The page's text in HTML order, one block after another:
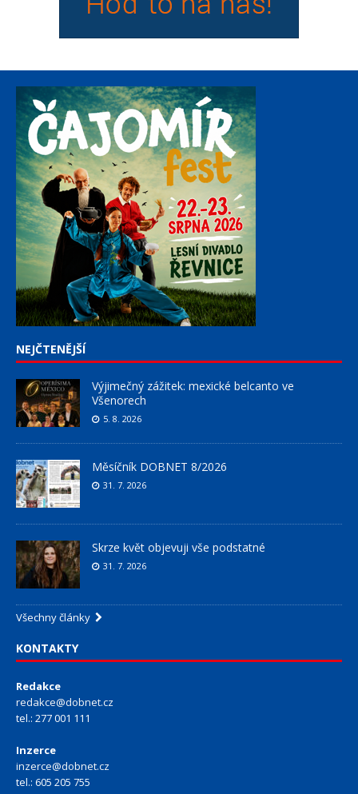
NEJČTENĚJŠÍ
Výjimečný zážitek: mexické belcanto ve
Všenorech
5. 8. 2026
Měsíčník DOBNET 8/2026
31. 7. 2026
Skrze květ objevuji vše podstatné
31. 7. 2026
Všechny články
KONTAKTY
Redakce
redakce@dobnet.cz
tel.: 277 001 111
Inzerce
inzerce@dobnet.cz
tel.: 605 205 755